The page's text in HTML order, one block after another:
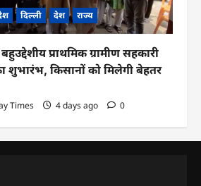
दिल्ली देश राज्य
प्राथमिक ग्रामीण सहकारी
शुभारंभ, किसानों को मिलेगी बेहतर
Times 4 days ago 0